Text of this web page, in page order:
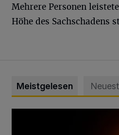
Mehrere Personen
Höhe des Sachschadens
Meistgelesen